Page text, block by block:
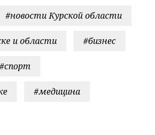
#новости Курской области
и области #бизнес
#спорт
#медицина